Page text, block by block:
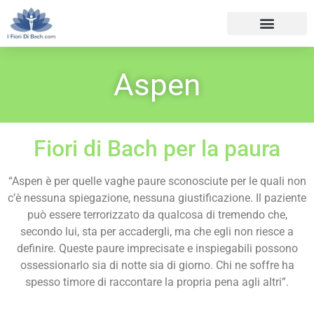
Aspen
Fiori di Bach per la paura
“Aspen è per quelle vaghe paure sconosciute per le quali non
c’è nessuna spiegazione, nessuna giustificazione. Il paziente
può essere terrorizzato da qualcosa di tremendo che,
secondo lui, sta per accadergli, ma che egli non riesce a
definire. Queste paure imprecisate e inspiegabili possono
ossessionarlo sia di notte sia di giorno. Chi ne soffre ha
spesso timore di raccontare la propria pena agli altri”.